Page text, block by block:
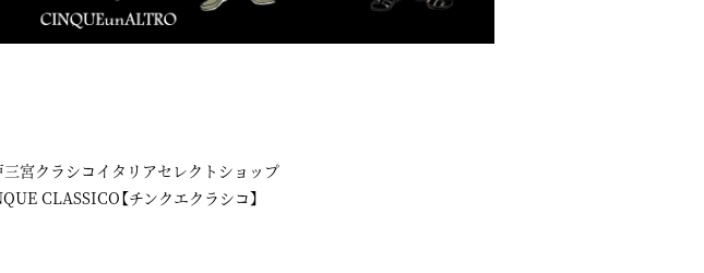
三宮クラシコイタリアセレクトショップ
CLASSICO【チンクエクラシコ】